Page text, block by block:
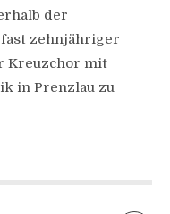
der
zehnjähriger
Kreuzchor mit
in Prenzlau zu